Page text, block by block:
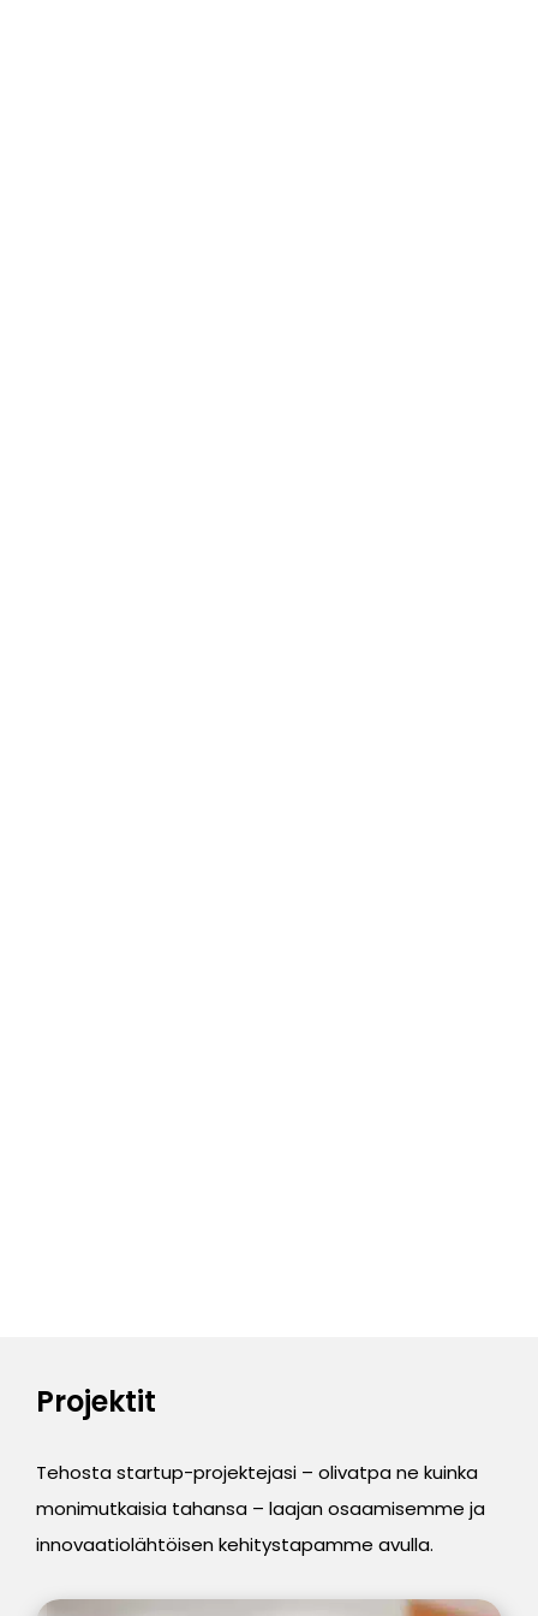
Projektit
Tehosta startup-projektejasi – olivatpa ne kuinka
monimutkaisia tahansa – laajan osaamisemme ja
innovaatiolähtöisen kehitystapamme avulla.